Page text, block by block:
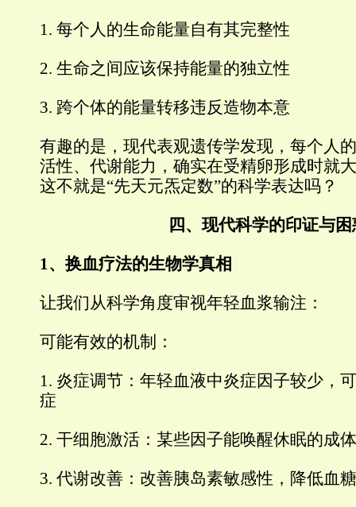
1. 每个人的生命能量自有其完整性
2. 生命之间应该保持能量的独立性
3. 跨个体的能量转移违反造物本意
有趣的是，现代表观遗传学发现，每个人
活性、代谢能力，确实在受精卵形成时
这不就是“先天元炁定数”的科学表达吗？
四、现代科学的印证与困
1、换血疗法的生物学真相
让我们从科学角度审视年轻血浆输注：
可能有效的机制：
1. 炎症调节：年轻血液中炎症因子较少，
症
2. 干细胞激活：某些因子能唤醒休眠的成
3. 代谢改善：改善胰岛素敏感性，降低血糖